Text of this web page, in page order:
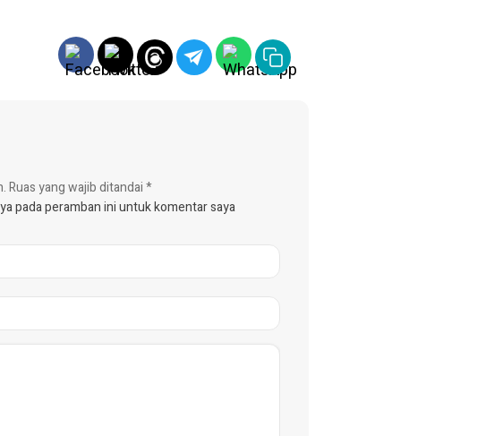
Ruas yang wajib ditandai*
pada peramban ini untuk komentar saya